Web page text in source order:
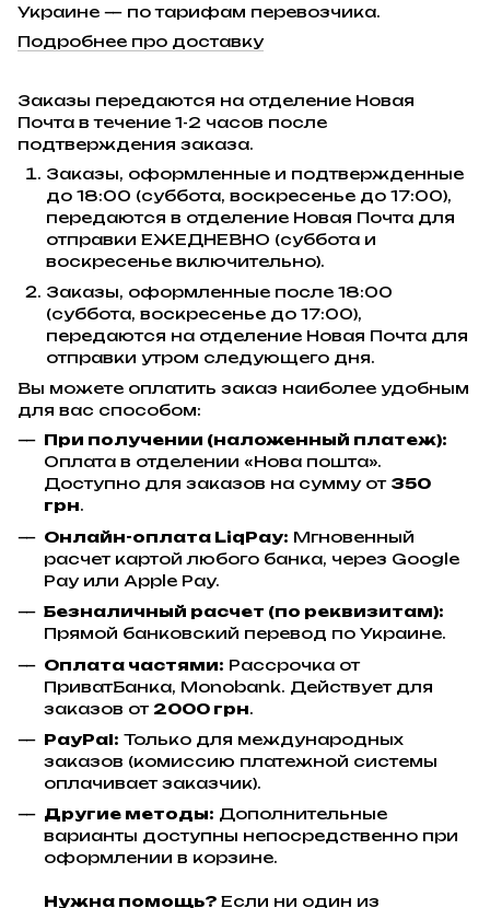
Украине — по тарифам перевозчика.
Подробнее про доставку
Заказы передаются на отделение Новая
Почта в течение 1-2 часов после
подтверждения заказа.
Заказы, оформленные и подтвержденные
до 18:00 (суббота, воскресенье до 17:00),
передаются в отделение Новая Почта для
отправки ЕЖЕДНЕВНО (суббота и
воскресенье включительно).
Заказы, оформленные после 18:00
(суббота, воскресенье до 17:00),
передаются на отделение Новая Почта для
отправки утром следующего дня.
Вы можете оплатить заказ наиболее удобным
для вас способом:
При получении (наложенный платеж):
Оплата в отделении «Нова пошта».
Доступно для заказов на сумму от 350
грн.
Онлайн-оплата LiqPay: Мгновенный
расчет картой любого банка, через Google
Pay или Apple Pay.
Безналичный расчет (по реквизитам):
Прямой банковский перевод по Украине.
Оплата частями: Рассрочка от
ПриватБанка, Monobank. Действует для
заказов от 2000 грн.
PayPal: Только для международных
заказов (комиссию платежной системы
оплачивает заказчик).
Другие методы: Дополнительные
варианты доступны непосредственно при
оформлении в корзине.
Нужна помощь? Если ни один из